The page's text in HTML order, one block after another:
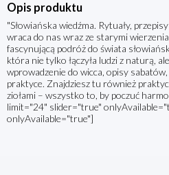
Opis produktu
"Słowiańska wiedźma. Rytuały,
wraca do nas wraz ze starymi
fascynującą podróż do świata
która nie tylko łączyła ludzi z naturą,
wprowadzenie do wicca, opisy
praktyce. Znajdziesz tu również
ziołami – wszystko to, by poczuć
limit="24" slider="true"
onlyAvailable="true"]